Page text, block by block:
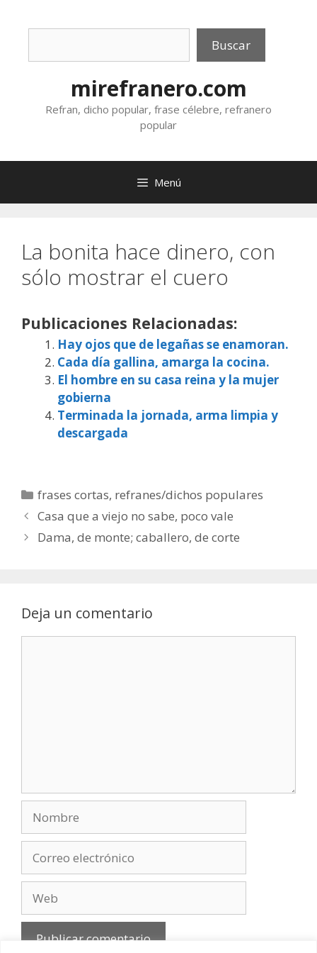
Buscar
mirefranero.com
Refran, dicho popular, frase célebre, refranero
popular
Menú
La bonita hace dinero, con
sólo mostrar el cuero
Publicaciones Relacionadas:
Hay ojos que de legañas se enamoran.
Cada día gallina, amarga la cocina.
El hombre en su casa reina y la mujer
gobierna
Terminada la jornada, arma limpia y
descargada
Categorías
frases cortas, refranes/dichos populares
Casa que a viejo no sabe, poco vale
Dama, de monte; caballero, de corte
Deja un comentario
electrónico